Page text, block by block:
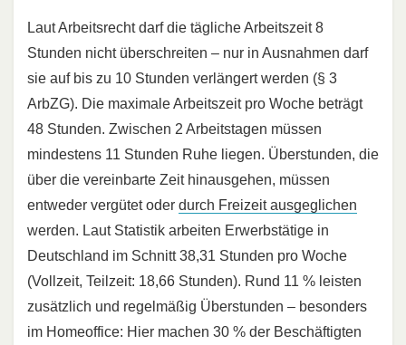
Laut Arbeitsrecht darf die tägliche Arbeitszeit 8
Stunden nicht überschreiten – nur in Ausnahmen darf
sie auf bis zu 10 Stunden verlängert werden (§ 3
ArbZG). Die maximale Arbeitszeit pro Woche beträgt
48 Stunden. Zwischen 2 Arbeitstagen müssen
mindestens 11 Stunden Ruhe liegen. Überstunden, die
über die vereinbarte Zeit hinausgehen, müssen
entweder vergütet oder durch Freizeit ausgeglichen
werden. Laut Statistik arbeiten Erwerbstätige in
Deutschland im Schnitt 38,31 Stunden pro Woche
(Vollzeit, Teilzeit: 18,66 Stunden). Rund 11 % leisten
zusätzlich und regelmäßig Überstunden – besonders
im Homeoffice: Hier machen 30 % der Beschäftigten